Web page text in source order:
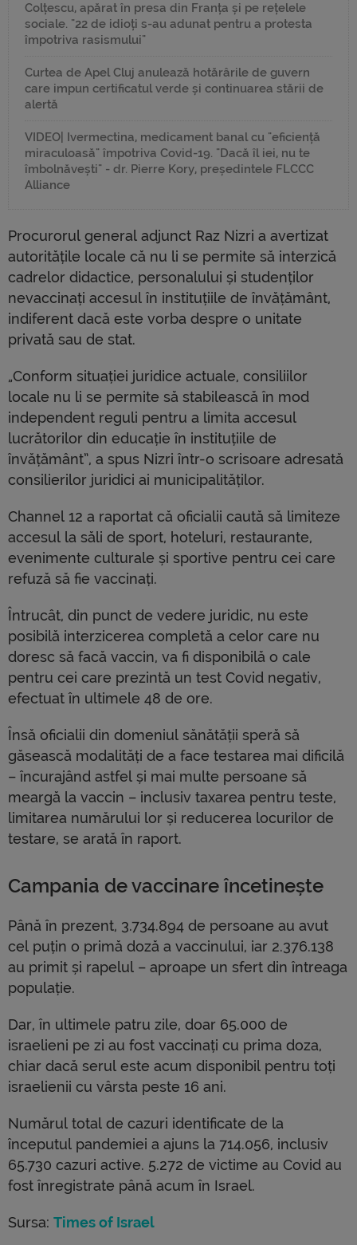
Colțescu, apărat în presa din Franța și pe rețelele
sociale. "22 de idioți s-au adunat pentru a protesta
împotriva rasismului"
Curtea de Apel Cluj anulează hotărârile de guvern
care impun certificatul verde și continuarea stării de
alertă
VIDEO| Ivermectina, medicament banal cu "eficiență
miraculoasă" împotriva Covid-19. "Dacă îl iei, nu te
îmbolnăvești" - dr. Pierre Kory, președintele FLCCC
Alliance
Procurorul general adjunct Raz Nizri a avertizat
autoritățile locale că nu li se permite să interzică
cadrelor didactice, personalului și studenților
nevaccinați accesul în instituțiile de învățământ,
indiferent dacă este vorba despre o unitate
privată sau de stat.
„Conform situației juridice actuale, consiliilor
locale nu li se permite să stabilească în mod
independent reguli pentru a limita accesul
lucrătorilor din educație în instituțiile de
învățământ”, a spus Nizri într-o scrisoare adresată
consilierilor juridici ai municipalităților.
Channel 12 a raportat că oficialii caută să limiteze
accesul la săli de sport, hoteluri, restaurante,
evenimente culturale și sportive pentru cei care
refuză să fie vaccinați.
Întrucât, din punct de vedere juridic, nu este
posibilă interzicerea completă a celor care nu
doresc să facă vaccin, va fi disponibilă o cale
pentru cei care prezintă un test Covid negativ,
efectuat în ultimele 48 de ore.
Însă oficialii din domeniul sănătății speră să
găsească modalități de a face testarea mai dificilă
– încurajând astfel și mai multe persoane să
meargă la vaccin – inclusiv taxarea pentru teste,
limitarea numărului lor și reducerea locurilor de
testare, se arată în raport.
Campania de vaccinare încetinește
Până în prezent, 3.734.894 de persoane au avut
cel puțin o primă doză a vaccinului, iar 2.376.138
au primit și rapelul – aproape un sfert din întreaga
populație.
Dar, în ultimele patru zile, doar 65.000 de
israelieni pe zi au fost vaccinați cu prima doza,
chiar dacă serul este acum disponibil pentru toți
israelienii cu vârsta peste 16 ani.
Numărul total de cazuri identificate de la
începutul pandemiei a ajuns la 714.056, inclusiv
65.730 cazuri active. 5.272 de victime au Covid au
fost înregistrate până acum în Israel.
Sursa: Times of Israel